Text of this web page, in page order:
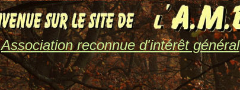
Association reconnue d'intérêt général